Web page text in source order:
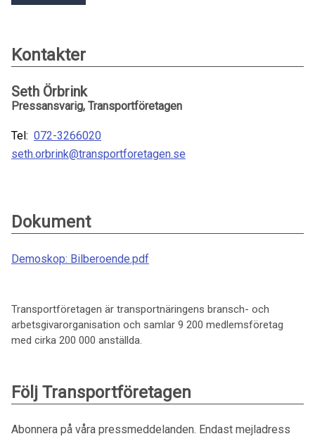
Kontakter
Seth Örbrink
Pressansvarig, Transportföretagen
Tel: 072-3266020
seth.orbrink@transportforetagen.se
Dokument
Demoskop: Bilberoende.pdf
Transportföretagen är transportnäringens bransch- och
arbetsgivarorganisation och samlar 9 200 medlemsföretag
med cirka 200 000 anställda.
Följ Transportföretagen
Abonnera på våra pressmeddelanden. Endast mejladress